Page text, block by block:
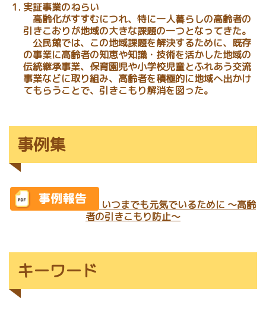
実証事業のねらい
高齢化がすすむにつれ、特に一人暮らしの高齢者の
引きこおりが地域の大きな課題の一つとなってきた。
公民館では、この地域課題を解決するために、既存
の事業に高齢者の知恵や知識・技術を活かした地域の
伝統継承事業、保育園児や小学校児童とふれあう交流
事業などに取り組み、高齢者を積極的に地域へ出かけ
てもらうことで、引きこもり解消を図った。
事例集
いつまでも元気でいるために ～高齢
者の引きこもり防止～
キーワード